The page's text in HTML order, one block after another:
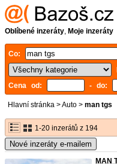
Oblíbené inzeráty, Moje inzeráty
Co:
Cena od:
- do:
Hlavní stránka >Auto > man tgs
1-20 inzerátů z 194
Nové inzeráty e-mailem
MAN